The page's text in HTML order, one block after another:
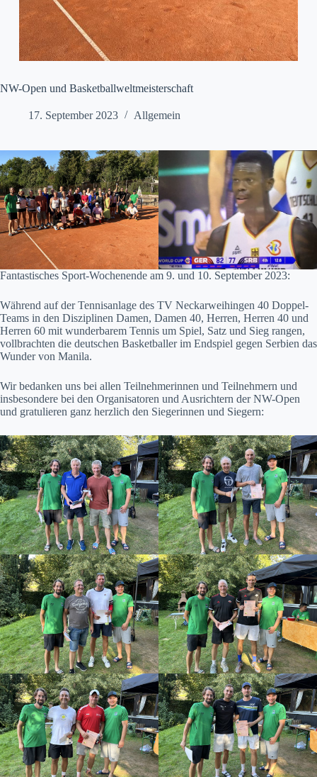
NW-Open und Basketballweltmeisterschaft
17. September 2023 Allgemein
Fantastisches Sport-Wochenende am 9. und 10. September 2023:
Während auf der Tennisanlage des TV Neckarweihingen 40 Doppel-
Teams in den Disziplinen Damen, Damen 40, Herren, Herren 40 und
Herren 60 mit wunderbarem Tennis um Spiel, Satz und Sieg rangen,
vollbrachten die deutschen Basketballer im Endspiel gegen Serbien das
Wunder von Manila.
Wir bedanken uns bei allen Teilnehmerinnen und Teilnehmern und
insbesondere bei den Organisatoren und Ausrichtern der NW-Open
und gratulieren ganz herzlich den Siegerinnen und Siegern: